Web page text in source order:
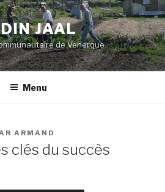
JAAL
de Venerque
Menu
ARMAND
clés du succès